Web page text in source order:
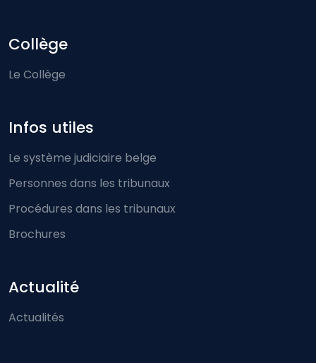
Collège
Le Collège
Infos utiles
Le système judiciaire belge
Personnes dans les tribunaux
Procédures dans les tribunaux
Brochures
Actualité
Actualités